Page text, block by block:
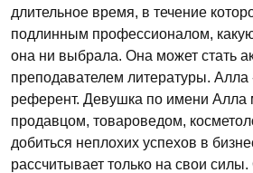
длительное время, в течение
подлинным профессионалом,
она ни выбрала. Она может стать
преподавателем литературы. Алла
референт. Девушка по имени Алла
продавцом, товароведом,
добиться неплохих успехов в
рассчитывает только на свои